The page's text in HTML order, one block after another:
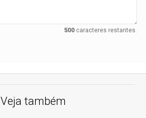
500caracteres restantes.
Veja também